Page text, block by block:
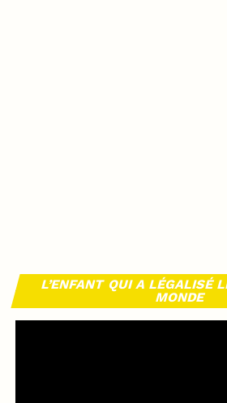
L’ENFANT QUI A LÉGALISÉ
MONDE